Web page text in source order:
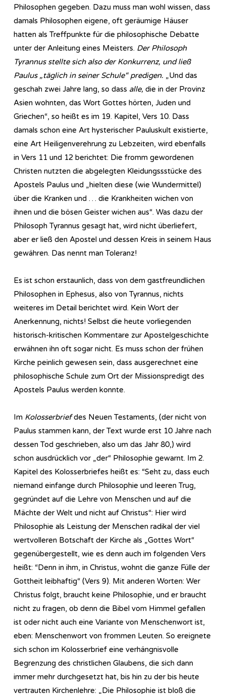
Philosophen gegeben. Dazu muss man wohl wissen, dass
damals Philosophen eigene, oft geräumige Häuser
hatten als Treffpunkte für die philosophische Debatte
unter der Anleitung eines Meisters. Der Philosoph
Tyrannus stellte sich also der Konkurrenz, und ließ
Paulus „täglich in seiner Schule“ predigen. „Und das
geschah zwei Jahre lang, so dass alle, die in der Provinz
Asien wohnten, das Wort Gottes hörten, Juden und
Griechen“, so heißt es im 19. Kapitel, Vers 10. Dass
damals schon eine Art hysterischer Pauluskult existierte,
eine Art Heiligenverehrung zu Lebzeiten, wird ebenfalls
in Vers 11 und 12 berichtet: Die fromm gewordenen
Christen nutzten die abgelegten Kleidungssstücke des
Apostels Paulus und „hielten diese (wie Wundermittel)
über die Kranken und … die Krankheiten wichen von
ihnen und die bösen Geister wichen aus“. Was dazu der
Philosoph Tyrannus gesagt hat, wird nicht überliefert,
aber er ließ den Apostel und dessen Kreis in seinem Haus
gewähren. Das nennt man Toleranz!
Es ist schon erstaunlich, dass von dem gastfreundlichen
Philosophen in Ephesus, also von Tyrannus, nichts
weiteres im Detail berichtet wird. Kein Wort der
Anerkennung, nichts! Selbst die heute vorliegenden
historisch-kritischen Kommentare zur Apostelgeschichte
erwähnen ihn oft sogar nicht. Es muss schon der frühen
Kirche peinlich gewesen sein, dass ausgerechnet eine
philosophische Schule zum Ort der Missionspredigt des
Apostels Paulus werden konnte.
Im Kolosserbriefdes Neuen Testaments, (der nicht von
Paulus stammen kann, der Text wurde erst 10 Jahre nach
dessen Tod geschrieben, also um das Jahr 80,) wird
schon ausdrücklich vor „der“ Philosophie gewarnt. Im 2.
Kapitel des Kolosserbriefes heißt es: “Seht zu, dass euch
niemand einfange durch Philosophie und leeren Trug,
gegründet auf die Lehre von Menschen und auf die
Mächte der Welt und nicht auf Christus“: Hier wird
Philosophie als Leistung der Menschen radikal der viel
wertvolleren Botschaft der Kirche als „Gottes Wort“
gegenübergestellt, wie es denn auch im folgenden Vers
heißt: “Denn in ihm, in Christus, wohnt die ganze Fülle der
Gottheit leibhaftig“ (Vers 9). Mit anderen Worten: Wer
Christus folgt, braucht keine Philosophie, und er braucht
nicht zu fragen, ob denn die Bibel vom Himmel gefallen
ist oder nicht auch eine Variante von Menschenwort ist,
eben: Menschenwort von frommen Leuten. So ereignete
sich schon im Kolosserbrief eine verhängnisvolle
Begrenzung des christlichen Glaubens, die sich dann
immer mehr durchgesetzt hat, bis hin zu der bis heute
vertrauten Kirchenlehre: „Die Philosophie ist bloß die